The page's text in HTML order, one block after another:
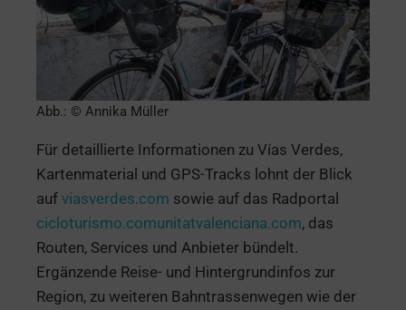
Abb.: © Annika Müller
Für detaillierte Informationen zu Vías Verdes,
Kartenmaterial und GPS-Tracks lohnt der Blick
auf viasverdes.com sowie auf das Radportal
cicloturismo.comunitatvalenciana.com, das
Routen, Services und Anbieter bündelt.
Ergänzende Reise- und Hintergrundinfos zur
Region, zu weiteren Bahntrassenwegen wie der